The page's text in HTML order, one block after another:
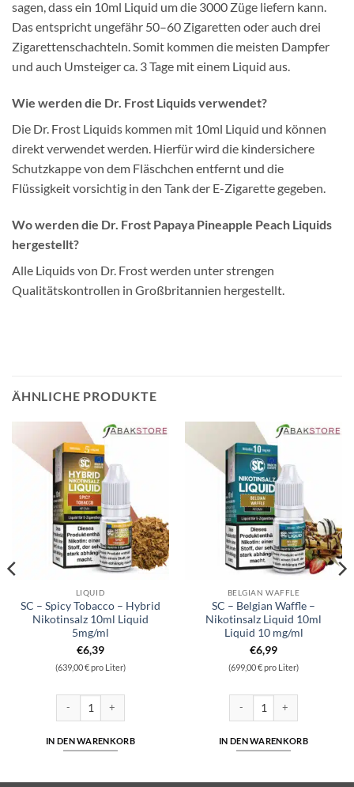
sagen, dass ein 10ml Liquid um die 3000 Züge liefern kann.
Das entspricht ungefähr 50–60 Zigaretten oder auch drei
Zigarettenschachteln. Somit kommen die meisten Dampfer
und auch Umsteiger ca. 3 Tage mit einem Liquid aus.
Wie werden die Dr. Frost Liquids verwendet?
Die Dr. Frost Liquids kommen mit 10ml Liquid und können
direkt verwendet werden. Hierfür wird die kindersichere
Schutzkappe von dem Fläschchen entfernt und die
Flüssigkeit vorsichtig in den Tank der E-Zigarette gegeben.
Wo werden die Dr. Frost Papaya Pineapple Peach Liquids
hergestellt?
Alle Liquids von Dr. Frost werden unter strengen
Qualitätskontrollen in Großbritannien hergestellt.
ÄHNLICHE PRODUKTE
LIQUID
SC – Spicy Tobacco – Hybrid
Nikotinsalz 10ml Liquid
5mg/ml
€6,39
(639,00 € pro Liter)
IN DEN WARENKORB
BELGIAN WAFFLE
SC – Belgian Waffle –
Nikotinsalz Liquid 10ml
Liquid 10 mg/ml
€6,99
(699,00 € pro Liter)
IN DEN WARENKORB